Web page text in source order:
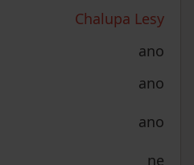
Chalupa Lesy
ano
ano
ano
ne